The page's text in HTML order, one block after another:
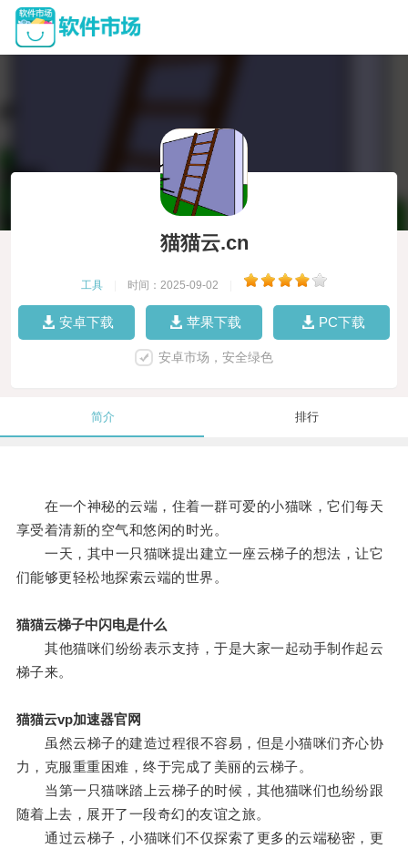
猫猫云.cn
工具 时间：2025-09-02
安卓下载 苹果下载 PC下载
安卓市场，安全绿色
简介 排行
在一个神秘的云端，住着一群可爱的小猫咪，它们每天
享受着清新的空气和悠闲的时光。
一天，其中一只猫咪提出建立一座云梯子的想法，让它
们能够更轻松地探索云端的世界。
猫猫云梯子中闪电是什么
其他猫咪们纷纷表示支持，于是大家一起动手制作起云
梯子来。
猫猫云vp加速器官网
虽然云梯子的建造过程很不容易，但是小猫咪们齐心协
力，克服重重困难，终于完成了美丽的云梯子。
当第一只猫咪踏上云梯子的时候，其他猫咪们也纷纷跟
随着上去，展开了一段奇幻的友谊之旅。
通过云梯子，小猫咪们不仅探索了更多的云端秘密，更